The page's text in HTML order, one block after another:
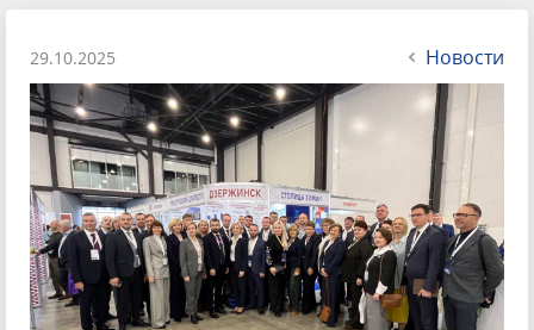
29.10.2025 Новости